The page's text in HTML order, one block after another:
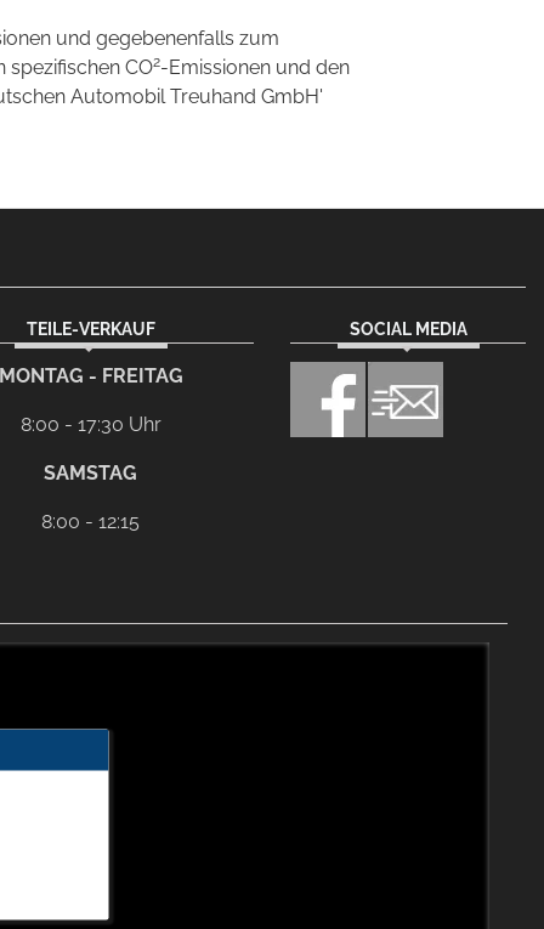
und gegebenenfalls zum
CO2-Emissionen und den
Automobil Treuhand GmbH'
TEILE-VERKAUF
MONTAG - FREITAG
8:00 - 17:30 Uhr
SAMSTAG
8:00 - 12:15
SOCIAL MEDIA